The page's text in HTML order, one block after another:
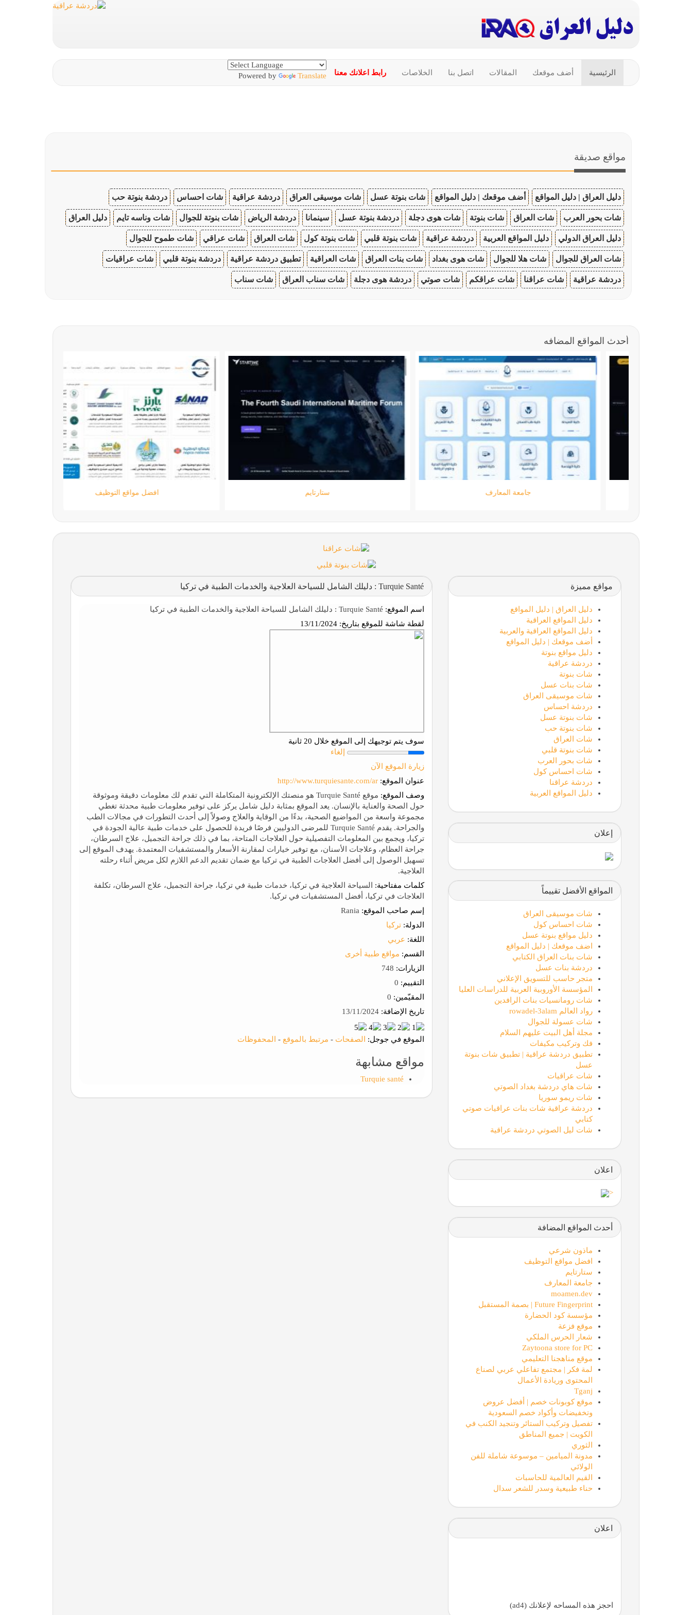
الرئيسية أضف موقعك المقالات اتصل بنا الخلاصات رابط اعلانك معنا Powered by Translate
مواقع صديقة
دليل العراق | دليل المواقع أضف موقعك | دليل المواقع شات بنوتة عسل شات موسيقى العراق دردشة عراقية شات احساس دردشة بنوتة حب
شات بحور العرب شات العراق شات بنوتة شات هوى دجلة دردشة بنوتة عسل سينمانا دردشة الرياض شات بنوتة للجوال شات وناسه تايم دليل العراق
دليل العراق الدولي دليل المواقع العربية دردشة عراقية شات بنوتة قلبي شات بنوتة كول شات العراق شات عراقي شات طموح للجوال
شات العراق للجوال شات هلا للجوال شات هوى بغداد شات بنات العراق شات العراقية تطبيق دردشة عراقية دردشة بنوتة قلبي شات عراقيات
دردشة عراقية شات عراقنا شات عراقكم شات صوتي دردشة هوى دجلة شات سناب العراق شات سناب
أحدث المواقع المضافه
ستارتايم جامعة المعارف moamen.dev
Turquie Santé : دليلك الشامل للسياحة العلاجية والخدمات الطبية في تركيا
اسم الموقع:
لقطة شاشة للموقع بتاريخ:
سوف يتم توجيهك إلى الموقع خلال 20 ثانية
إلغاء
زيارة الموقع الآن
عنوان الموقع: http://www.turquiesante.com/ar
وصف الموقع:
موقع Turquie Santé هو منصتك الإلكترونية المتكاملة التي تقدم لك معلومات دقيقة وموثوقة
حول الصحة والعناية بالإنسان. يعد الموقع بمثابة دليل شامل يركز على توفير معلومات طبية محدثة تغطي
مجموعة واسعة من المواضيع الصحية، بدءًا من الوقاية والعلاج وصولاً إلى أحدث التطورات في مجالات الطب
والجراحة. يقدم Turquie Santé للمرضى الدوليين فرصًا فريدة للحصول على خدمات طبية عالية الجودة في
تركيا، ويجمع بين المعلومات التفصيلية حول العلاجات المتاحة، بما في ذلك جراحة التجميل، علاج السرطان،
جراحة العظام، وعلاجات الأسنان، مع توفير خيارات لمقارنة الأسعار والمستشفيات المعتمدة. يهدف الموقع إلى
تسهيل الوصول إلى أفضل العلاجات الطبية في تركيا مع ضمان تقديم الدعم اللازم لكل مريض أثناء رحلته
العلاجية.
كلمات مفتاحية: السياحة العلاجية في تركيا، خدمات طبية في تركيا، جراحة التجميل، علاج السرطان، تكلفة
العلاجات في تركيا، أفضل المستشفيات في تركيا.
إسم صاحب الموقع:
الدولة: تركيا
اللغة: عربي
القسم: مواقع طبية أخرى
الزيارات:
التقييم:
المقيّمين:
تاريخ الإضافة:
الموقع في جوجل: الصفحات - مرتبط بالموقع - المحفوظات
مواقع مشابهة
Turquie santé
مواقع مميزة
دليل العراق | دليل المواقع
دليل المواقع العراقية
دليل المواقع العراقية والعربية
أضف موقعك | دليل المواقع
دليل مواقع بنوتة
دردشة عراقية
شات بنوتة
شات بنات عسل
شات موسيقى العراق
دردشة احساس
شات بنوتة عسل
شات بنوتة حب
شات العراق
شات بنوتة قلبي
شات بحور العرب
شات احساس كول
دردشة عراقنا
دليل المواقع العربية
إعلان
المواقع الأفضل تقييماً
شات موسيقى العراق
شات احساس كول
دليل مواقع بنوتة عسل
اضف موقعك | دليل المواقع
شات بنات العراق الكتابي
دردشة بنات عسل
متجر حاسب للتسويق الإعلاني
المؤسسة الأوروبية العربية للدراسات العليا
شات رومانسيات بنات الرافدين
رواد العالم rowadel-3alam
شات عسولة للجوال
مجلة أهل البيت عليهم السلام
فك وتركيب مكيفات
تطبيق دردشة عراقية | تطبيق شات بنوتة
عسل
شات عراقيات
شات هاي دردشة بغداد الصوتي
شات ريمو سوريا
دردشة عراقية شات بنات عراقيات صوتي
كتابي
شات ليل الصوتي دردشة عراقية
اعلان
<
أحدث المواقع المضافة
ماذون شرعي
افضل مواقع التوظيف
ستارتايم
جامعة المعارف
moamen.dev
Future Fingerprint | بصمة المستقبل
مؤسسة كود الحضارة
موقع فزعة
شعار الحرس الملكي
Zaytoona store for PC
موقع مناهجنا التعليمي
لمة فكر | مجتمع تفاعلي عربي لصناع
المحتوى وريادة الأعمال
Tganj
موقع كوبونات خصم | أفضل عروض
وتخفيضات وأكواد خصم السعودية
تفصيل وتركيب الستائر وتنجيد الكنب في
الكويت | جميع المناطق
الثوري
مدونة الميامين – موسوعة شاملة للفن
الولائي
القيم العالمية للحاسبات
حناء طبيعية وسدر للشعر سدال
اعلان
احجز هذه المساحه لإعلانك (ad4)